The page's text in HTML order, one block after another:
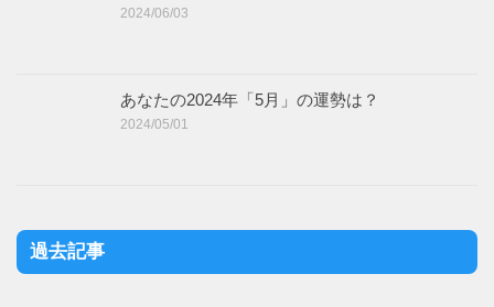
2024/06/03
あなたの2024年「5月」の運勢は？
2024/05/01
過去記事